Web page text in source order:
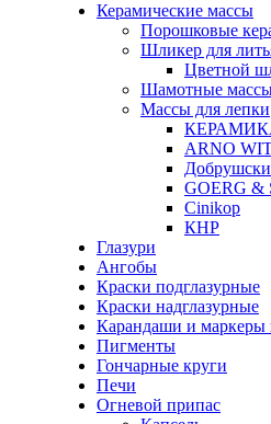
Керамические массы
Порошковые
Шликер для
Цветной
Шамотные
Массы для лепки
ARNO
GOERG &
Cinikop
КНР
Глазури
Ангобы
Краски подглазурные
Краски надглазурные
Карандаши и маркеры
Пигменты
Гончарные круги
Печи
Огневой припас